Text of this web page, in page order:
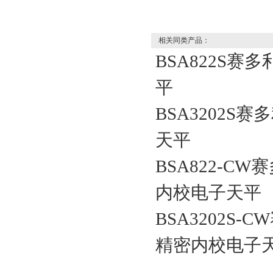
相关同类产品：
BSA822S赛多
平
BSA3202S赛
天平
BSA822-CW
内校电子天平
BSA3202S-
精密内校电子